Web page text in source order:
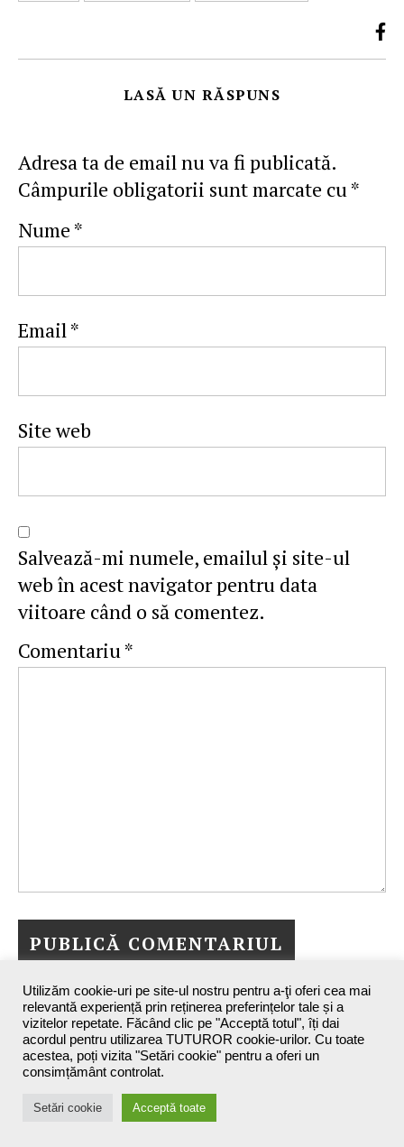
LASĂ UN RĂSPUNS
Adresa ta de email nu va fi publicată.
Câmpurile obligatorii sunt marcate cu*
Nume *
Email*
Site web
Salvează-mi numele, emailul și site-ul
web în acest navigator pentru data
viitoare când o să comentez.
Comentariu*
Maxine`s Blog - 2026 ©
Utilizăm cookie-uri pe site-ul nostru pentru a-ţi oferi cea mai
relevantă experiență prin reținerea preferințelor tale și a
vizitelor repetate. Făcând clic pe "Acceptă totul", îți dai
acordul pentru utilizarea TUTUROR cookie-urilor. Cu toate
acestea, poți vizita "Setări cookie" pentru a oferi un
consimțământ controlat.
Setări cookie Acceptă toate